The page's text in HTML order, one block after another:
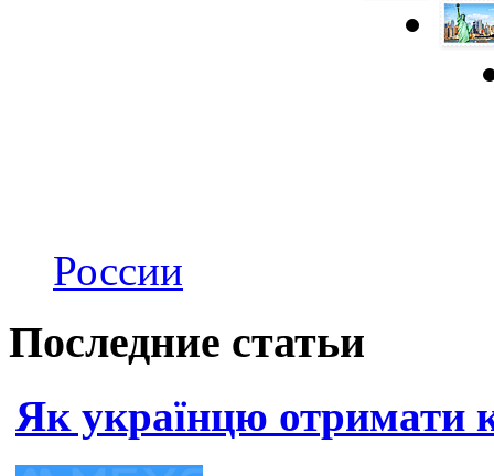
России
Последние статьи
Як українцю отримати